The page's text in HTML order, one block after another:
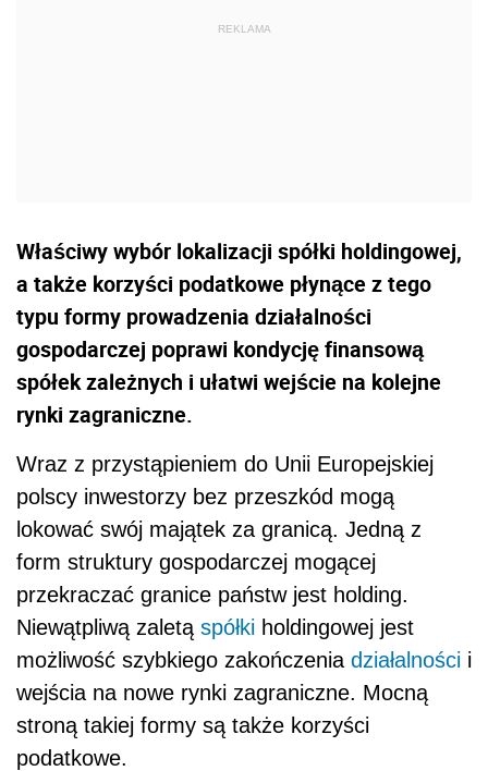
Właściwy wybór lokalizacji spółki holdingowej,
a także korzyści podatkowe płynące z tego
typu formy prowadzenia działalności
gospodarczej poprawi kondycję finansową
spółek zależnych i ułatwi wejście na kolejne
rynki zagraniczne.
Wraz z przystąpieniem do Unii Europejskiej
polscy inwestorzy bez przeszkód mogą
lokować swój majątek za granicą. Jedną z
form struktury gospodarczej mogącej
przekraczać granice państw jest holding.
Niewątpliwą zaletą spółki holdingowej jest
możliwość szybkiego zakończenia działalności i
wejścia na nowe rynki zagraniczne. Mocną
stroną takiej formy są także korzyści
podatkowe.